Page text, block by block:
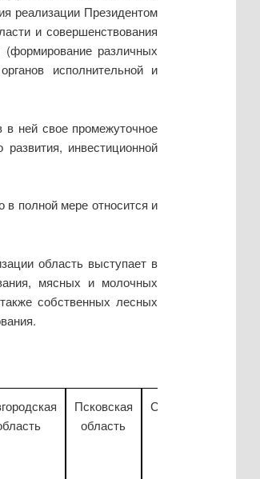
реализации Президентом
и совершенствования
различных
исполнительной и
ней свое промежуточное
инвестиционной
в полной мере относится и
область выступает в
мясных и молочных
собственных лесных
Псковская
область
Санкт-Петербург